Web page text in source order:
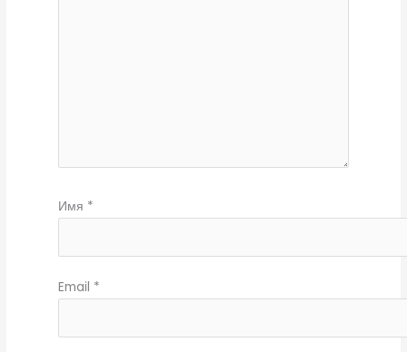
Имя *
Email *